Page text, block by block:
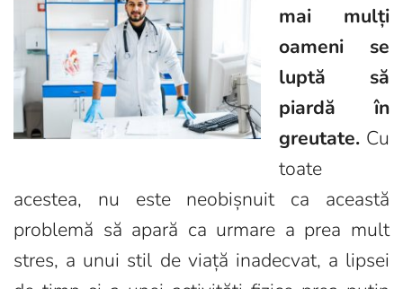
mai mulți
oameni se
luptă să
piardă în
greutate. Cu
toate
acestea, nu este neobișnuit ca această
problemă să apară ca urmare a prea mult
stres, a unui stil de viață inadecvat, a lipsei